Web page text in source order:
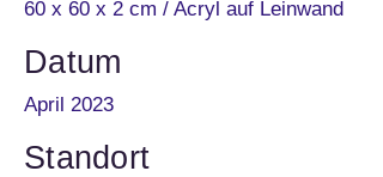
60 x 60 x 2 cm / Acryl auf Leinwand
Datum
April 2023
Standort